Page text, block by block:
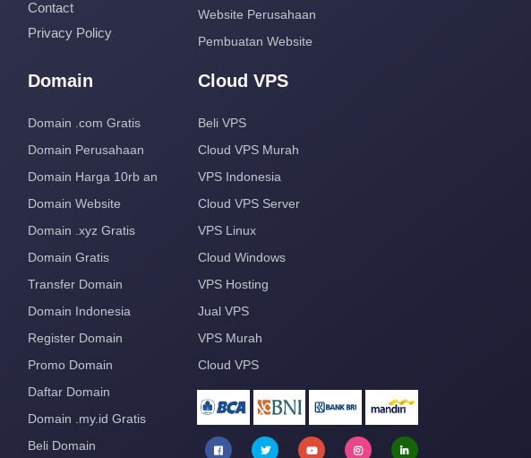
Contact
Privacy Policy
Website Perusahaan
Pembuatan Website
Domain
Domain .com Gratis
Domain Perusahaan
Domain Harga 10rb an
Domain Website
Domain .xyz Gratis
Domain Gratis
Transfer Domain
Domain Indonesia
Register Domain
Promo Domain
Daftar Domain
Domain .my.id Gratis
Beli Domain
Cloud VPS
Beli VPS
Cloud VPS Murah
VPS Indonesia
Cloud VPS Server
VPS Linux
Cloud Windows
VPS Hosting
Jual VPS
VPS Murah
Cloud VPS